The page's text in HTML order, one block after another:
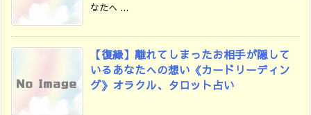
なたへ ...
【復縁】離れてしまったお相手が隠して
いるあなたへの想い《カードリーディン
グ》オラクル、タロット占い